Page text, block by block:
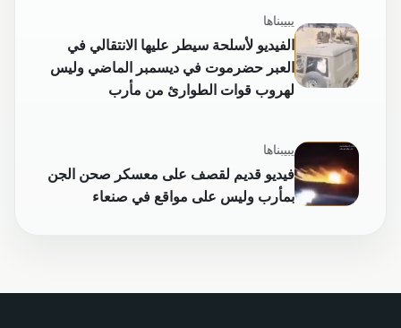
يبيبناها
الفيديو لأسلحة سيطر عليها الانتقالي في
العبر حضرموت في ديسمبر الماضي وليس
لهروب قوات الطوارئ من مأرب
يبيبناها
فيديو قديم لقصف على معسكر صحن الجن
بمأرب وليس على مواقع في صنعاء